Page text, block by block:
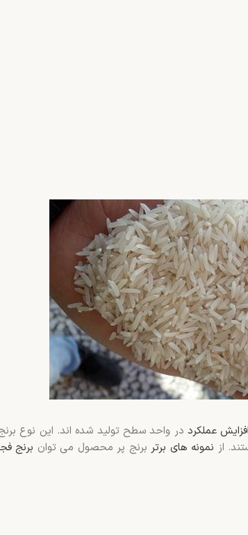
عملکرددر واحد سطح تولید شده اند. این نوع
از نمونه های برتر برنج پر محصول می توان برنج